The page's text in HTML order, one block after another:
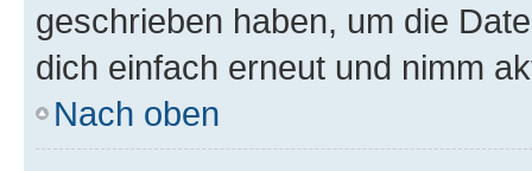
geschrieben haben, um die
dich einfach erneut und nimm
Nach oben